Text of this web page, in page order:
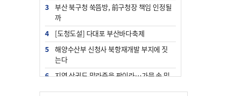
3
부산 북구청 쑥뜸방, 前구청장 책임 인정될
까
4
[도청도설] 다대포 부산바다축제
5
해양수산부 신청사 북항재개발 부지에 짓
는다
6
지역 상권도 말라죽을 판이라…가뭄 속 밀